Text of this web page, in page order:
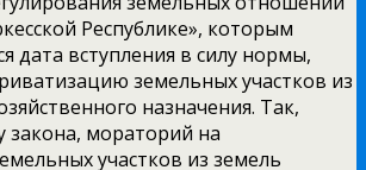
Республике», которым
дата вступления в силу нормы,
земельных участков из
назначения. Так,
закона, мораторий на
участков из земель